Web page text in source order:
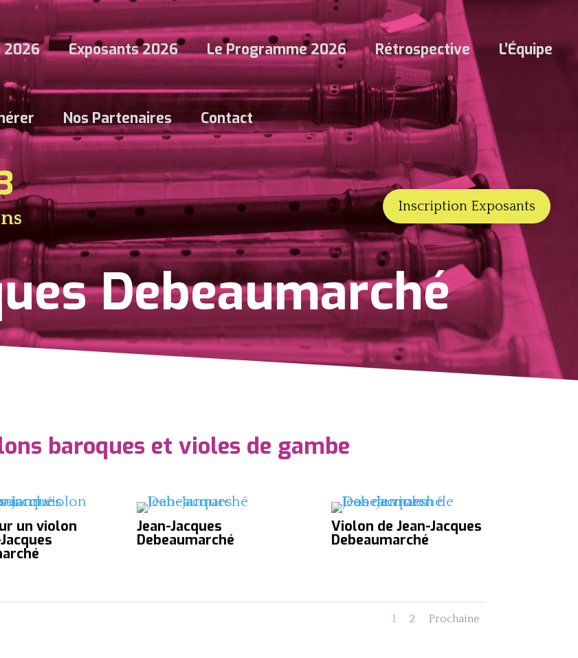
2026 Exposants 2026 Le Programme 2026 Rétrospective L’Équipe
Nos Partenaires Contact
Inscription Exposants
Debeaumarché
baroques et violes de gambe
un violon Jean-Jacques
Debeaumarché
Violon de Jean-Jacques
Debeaumarché
1 2 Prochaine